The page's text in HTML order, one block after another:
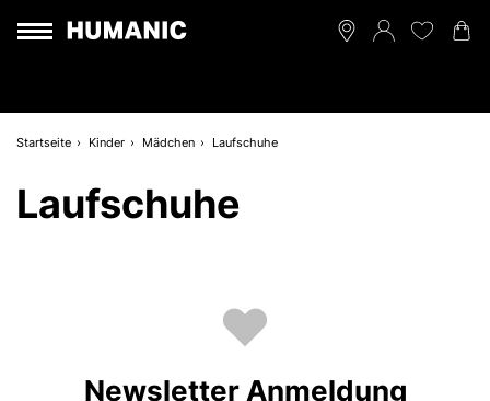
Startseite Kinder Mädchen Laufschuhe
Laufschuhe
Newsletter Anmeldung